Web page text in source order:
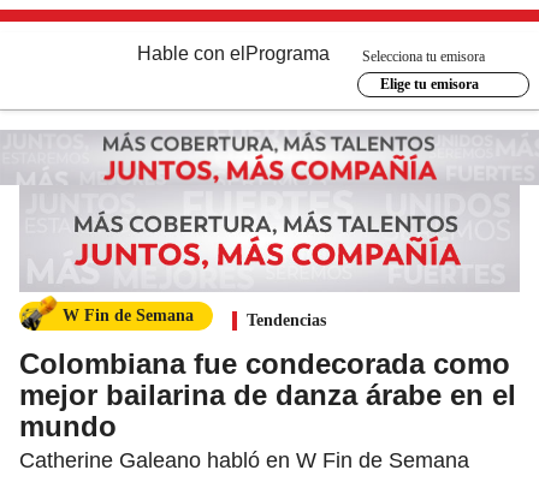
Hable con el Programa
Selecciona tu emisora
Elige tu emisora
W Fin de Semana Tendencias
Colombiana fue condecorada como
mejor bailarina de danza árabe en el
mundo
Catherine Galeano habló en W Fin de Semana